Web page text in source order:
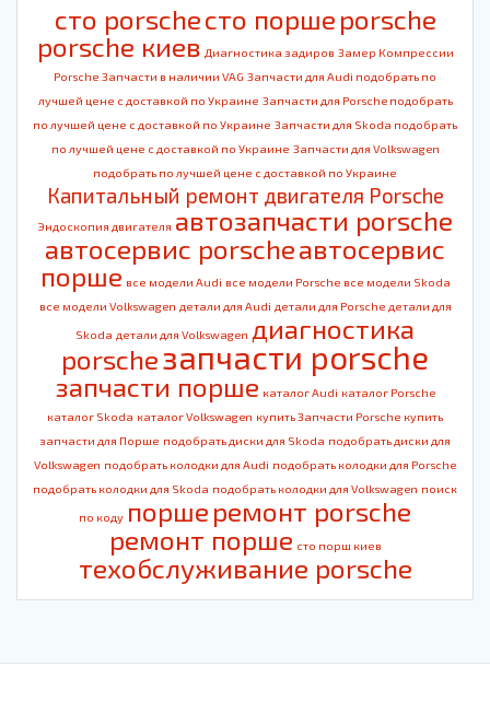
cто porschecто порше porsche
porsche киев Диагностика задиров Замер Компрессии
Porsche Запчасти в наличии VAG Запчасти для Audi подобрать по
лучшей цене с доставкой по Украине Запчасти для Porsche подобрать
по лучшей цене с доставкой по Украине Запчасти для Skoda подобрать
по лучшей цене с доставкой по Украине Запчасти для Volkswagen
подобрать по лучшей цене с доставкой по Украине
Капитальный ремонт двигателя Porsche
Эндоскопия двигателя автозапчасти porsche
автосервис porscheавтосервис
порше все модели Audi все модели Porsche все модели Skoda
все модели Volkswagen детали для Audi детали для Porsche детали для
Skoda детали для Volkswagen диагностика
porscheзапчасти porsche
запчасти порше каталог Audi каталог Porsche
каталог Skoda каталог Volkswagen купить Запчасти Porsche купить
запчасти для Порше подобрать диски для Skoda подобрать диски для
Volkswagen подобрать колодки для Audi подобрать колодки для Porsche
подобрать колодки для Skoda подобрать колодки для Volkswagen поиск
по коду порше ремонт porsche
ремонт порше сто порш киев
техобслуживание porsche